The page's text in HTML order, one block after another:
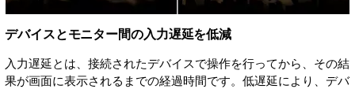
デバイスとモニター間の入力遅延を低減
入力遅延とは、接続されたデバイスで操作を行ってから、その結
果が画面に表示されるまでの経過時間です。低遅延により、デバ